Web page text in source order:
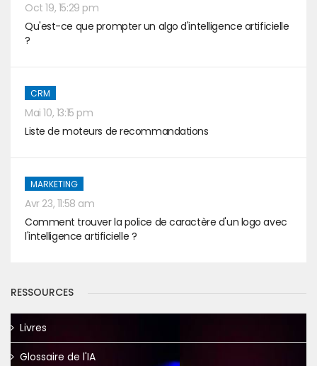
Oct 19, 15:29 pm
Qu'est-ce que prompter un algo d'intelligence artificielle
?
CRM
Mai 10, 13:15 pm
Liste de moteurs de recommandations
MARKETING
Avr 23, 11:58 am
Comment trouver la police de caractère d'un logo avec
l'intelligence artificielle ?
RESSOURCES
Livres
Glossaire de l'IA